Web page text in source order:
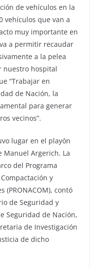
de vehículos en la
vehículos que van a
muy importante en
a permitir recaudar
a la pelea
nuestro hospital
“Trabajar en
de Nación, la
para generar
vecinos”.
lugar en el playón
Manuel Argerich. La
del Programa
y
(PRONACOM), contó
de Seguridad y
Seguridad de Nación,
de Investigación
de dicho